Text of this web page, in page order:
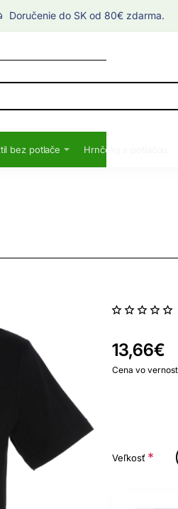
Doručenie do SK od 80€ zdarma.
bez potlače Hrnčeky s potlačou
13,66€
Cena vo
Veľkosť